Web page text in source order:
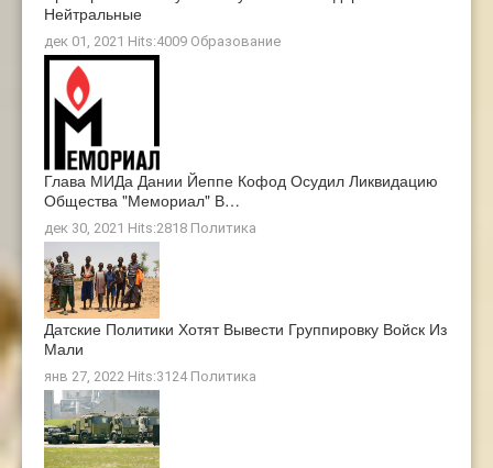
Нейтральные
дек 01, 2021 Hits:4009 Образование
Глава МИДа Дании Йеппе Кофод Осудил Ликвидацию
Общества "Мемориал" В…
дек 30, 2021 Hits:2818 Политика
Датские Политики Хотят Вывести Группировку Войск Из
Мали
янв 27, 2022 Hits:3124 Политика